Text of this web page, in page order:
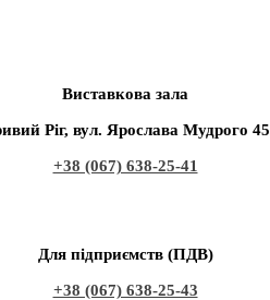
Виставкова зала
Ріг, вул. Ярослава Мудрого 45
+38 (067) 638-25-41
Для підприємств (ПДВ)
+38 (067) 638-25-43